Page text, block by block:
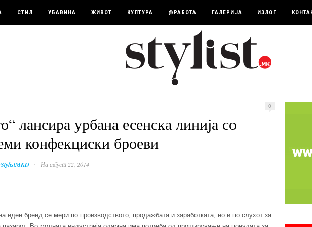
СТИЛ УБАВИНА ЖИВОТ КУЛТУРА @РАБОТА ГАЛЕРИЈА ИЗЛОГ
0
лансира урбана есенска линија со
конфекциски броеви
· На август 22, 2014
еден бренд се мери по производството, продажбата и заработката, но и по слухот за